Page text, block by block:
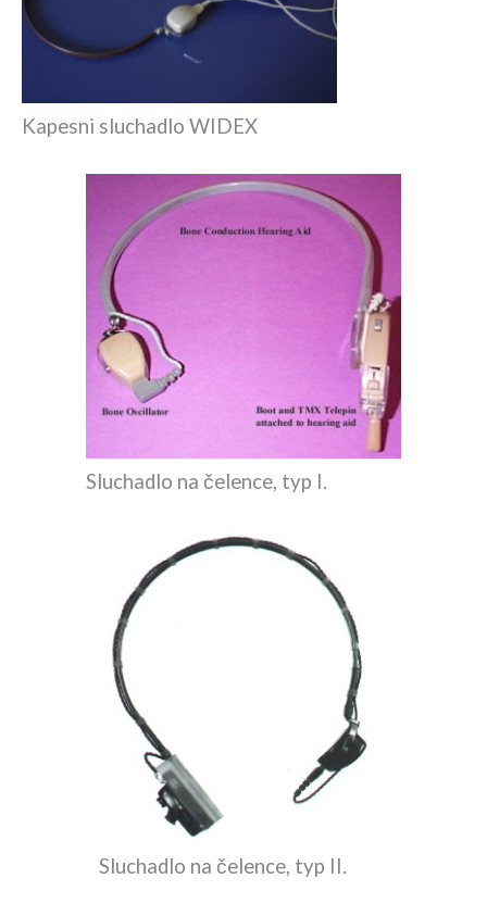
Kapesni sluchadlo WIDEX
Sluchadlo na čelence, typ I.
Sluchadlo na čelence, typ II.